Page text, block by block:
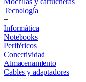
Mochilas y cartucheras
Tecnología
+
Informática
Notebooks
Periféricos
Conectividad
Almacenamiento
Cables y adaptadores